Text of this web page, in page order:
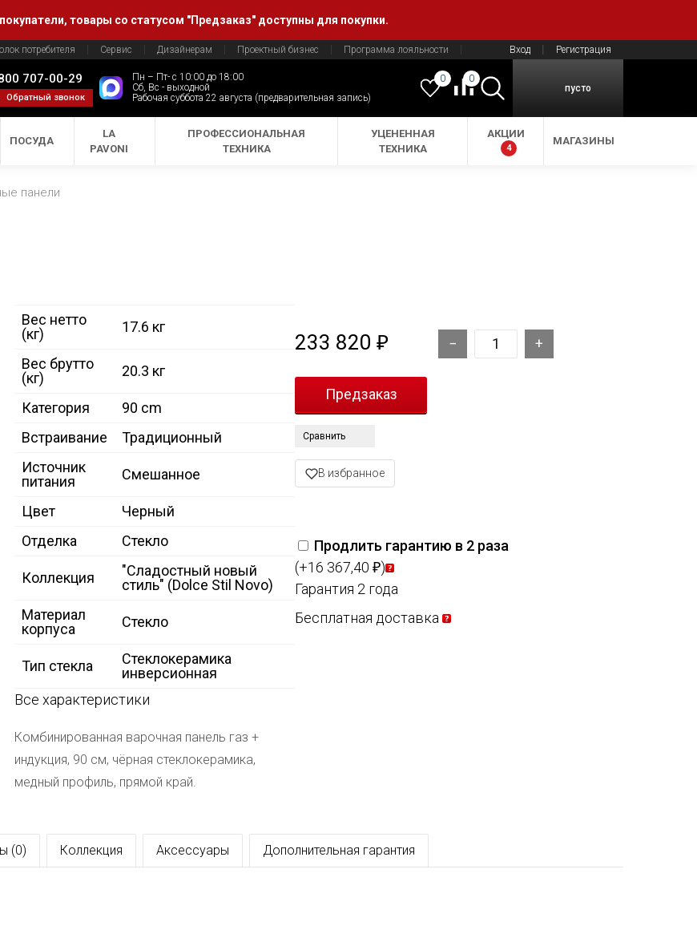
товары со статусом "Предзаказ" доступны для покупки.
Вход Регистрация
потребителя Сервис Дизайнерам Проектный бизнес Программа лояльности
707-00-29
Обратный звонок
Пн – Пт- с 10:00 до 18:00
Сб, Вс - выходной
Рабочая суббота 22 августа (предварительная запись)
0
0
пусто
ПОСУДА
LA
PAVONI
ПРОФЕССИОНАЛЬНАЯ
ТЕХНИКА
УЦЕНЕННАЯ
ТЕХНИКА
АКЦИИ
4
МАГАЗИНЫ
панели
Вес нетто
(кг)
17.6 кг
Вес брутто
(кг)
20.3 кг
Категория
90 cm
Встраивание
Традиционный
Источник
питания
Смешанное
Цвет
Черный
Отделка
Стекло
Коллекция
"Сладостный новый
стиль" (Dolce Stil Novo)
Материал
корпуса
Стекло
Тип стекла
Стеклокерамика
инверсионная
Все характеристики
Комбинированная варочная панель газ +
индукция, 90 см, чёрная стеклокерамика,
медный профиль, прямой край.
233 820 ₽
Сравнить
В избранное
Продлить гарантию в 2 раза
(+16 367,40 ₽)
Гарантия 2 года
Бесплатная доставка
(0) Коллекция Аксессуары Дополнительная гарантия